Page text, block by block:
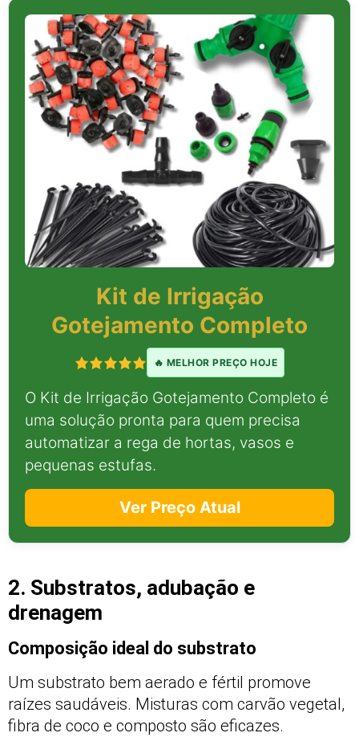
Kit de Irrigação
Gotejamento Completo
🔥 MELHOR PREÇO HOJE
O Kit de Irrigação Gotejamento Completo é
uma solução pronta para quem precisa
automatizar a rega de hortas, vasos e
pequenas estufas.
Ver Preço Atual
2. Substratos, adubação e
drenagem
Composição ideal do substrato
Um substrato bem aerado e fértil promove
raízes saudáveis. Misturas com carvão vegetal,
fibra de coco e composto são eficazes.